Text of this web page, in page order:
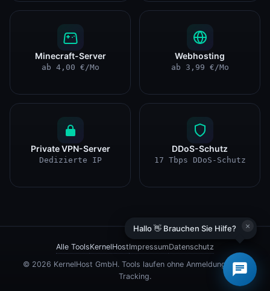
Minecraft-Server
ab 4,00 €/Mo
Webhosting
ab 3,99 €/Mo
Private VPN-Server
Dedizierte IP
DDoS-Schutz
17 Tbps DDoS-Schutz
Alle ToolsKernelHostImpressumDatenschutz
© 2026 KernelHost GmbH. Tools laufen ohne Anmeldung, ohne
Tracking.
×
Hallo 👋 Brauchen Sie Hilfe?